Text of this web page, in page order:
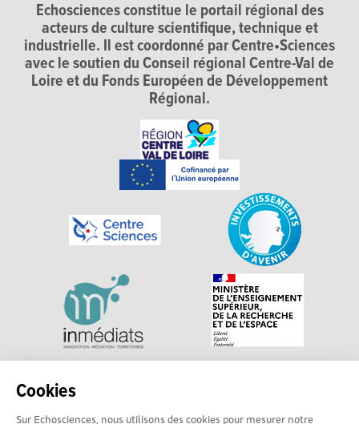
Cookies
Sur Echosciences, nous utilisons des cookies pour mesurer notre
Echosciences constitue le portail régional des
acteurs de culture scientifique, technique et
industrielle. Il est coordonné par Centre•Sciences
avec le soutien du Conseil régional Centre-Val de
Loire et du Fonds Européen de Développement
Régional.
Explorer, s’exprimer, rentrer en contact : Echosciences